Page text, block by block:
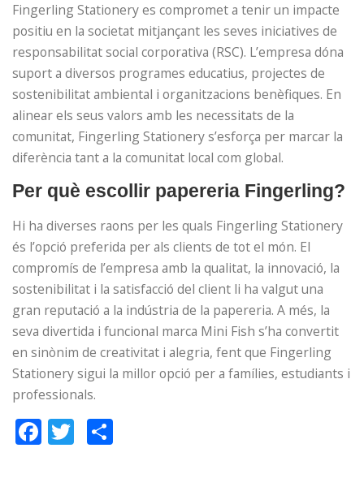
Fingerling Stationery es compromet a tenir un impacte
positiu en la societat mitjançant les seves iniciatives de
responsabilitat social corporativa (RSC). L’empresa dóna
suport a diversos programes educatius, projectes de
sostenibilitat ambiental i organitzacions benèfiques. En
alinear els seus valors amb les necessitats de la
comunitat, Fingerling Stationery s’esforça per marcar la
diferència tant a la comunitat local com global.
Per què escollir papereria Fingerling?
Hi ha diverses raons per les quals Fingerling Stationery
és l’opció preferida per als clients de tot el món. El
compromís de l’empresa amb la qualitat, la innovació, la
sostenibilitat i la satisfacció del client li ha valgut una
gran reputació a la indústria de la papereria. A més, la
seva divertida i funcional marca Mini Fish s’ha convertit
en sinònim de creativitat i alegria, fent que Fingerling
Stationery sigui la millor opció per a famílies, estudiants i
professionals.
Facebook
Twitter